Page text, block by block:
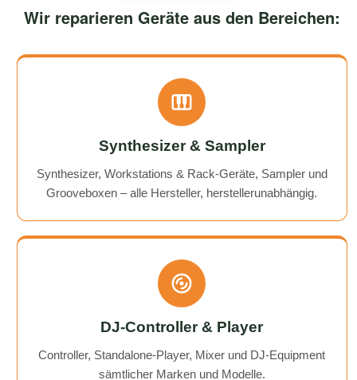
Wir reparieren Geräte aus den Bereichen:
Synthesizer & Sampler
Synthesizer, Workstations & Rack-Geräte, Sampler und
Grooveboxen – alle Hersteller, herstellerunabhängig.
DJ-Controller & Player
Controller, Standalone-Player, Mixer und DJ-Equipment
sämtlicher Marken und Modelle.